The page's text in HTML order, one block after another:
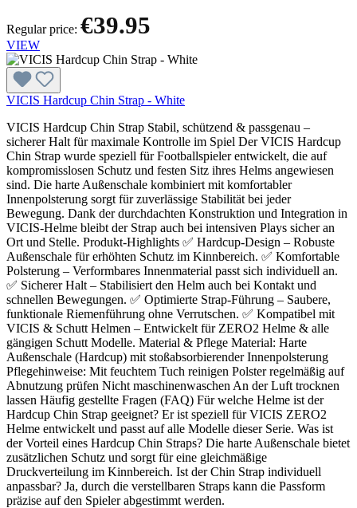
Regular price: €39.95
VIEW
VICIS Hardcup Chin Strap - White
VICIS Hardcup Chin Strap Stabil, schützend & passgenau –
sicherer Halt für maximale Kontrolle im Spiel Der VICIS Hardcup
Chin Strap wurde speziell für Footballspieler entwickelt, die auf
kompromisslosen Schutz und festen Sitz ihres Helms angewiesen
sind. Die harte Außenschale kombiniert mit komfortabler
Innenpolsterung sorgt für zuverlässige Stabilität bei jeder
Bewegung. Dank der durchdachten Konstruktion und Integration in
VICIS-Helme bleibt der Strap auch bei intensiven Plays sicher an
Ort und Stelle. Produkt-Highlights ✅ Hardcup-Design – Robuste
Außenschale für erhöhten Schutz im Kinnbereich. ✅ Komfortable
Polsterung – Verformbares Innenmaterial passt sich individuell an.
✅ Sicherer Halt – Stabilisiert den Helm auch bei Kontakt und
schnellen Bewegungen. ✅ Optimierte Strap-Führung – Saubere,
funktionale Riemenführung ohne Verrutschen. ✅ Kompatibel mit
VICIS & Schutt Helmen – Entwickelt für ZERO2 Helme & alle
gängigen Schutt Modelle. Material & Pflege Material: Harte
Außenschale (Hardcup) mit stoßabsorbierender Innenpolsterung
Pflegehinweise: Mit feuchtem Tuch reinigen Polster regelmäßig auf
Abnutzung prüfen Nicht maschinenwaschen An der Luft trocknen
lassen Häufig gestellte Fragen (FAQ) Für welche Helme ist der
Hardcup Chin Strap geeignet? Er ist speziell für VICIS ZERO2
Helme entwickelt und passt auf alle Modelle dieser Serie. Was ist
der Vorteil eines Hardcup Chin Straps? Die harte Außenschale bietet
zusätzlichen Schutz und sorgt für eine gleichmäßige
Druckverteilung im Kinnbereich. Ist der Chin Strap individuell
anpassbar? Ja, durch die verstellbaren Straps kann die Passform
präzise auf den Spieler abgestimmt werden.